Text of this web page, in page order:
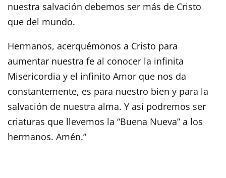
nuestra salvación debemos ser más de Cristo
que del mundo.
Hermanos, acerquémonos a Cristo para
aumentar nuestra fe al conocer la infinita
Misericordia y el infinito Amor que nos da
constantemente, es para nuestro bien y para la
salvación de nuestra alma. Y así podremos ser
criaturas que llevemos la “Buena Nueva” a los
hermanos. Amén.”